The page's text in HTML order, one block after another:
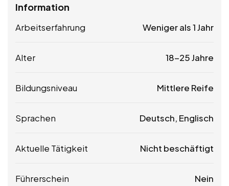
Information
Arbeitserfahrung Weniger als 1 Jahr
Alter 18-25 Jahre
Bildungsniveau Mittlere Reife
Sprachen Deutsch, Englisch
Aktuelle Tätigkeit Nicht beschäftigt
Führerschein Nein